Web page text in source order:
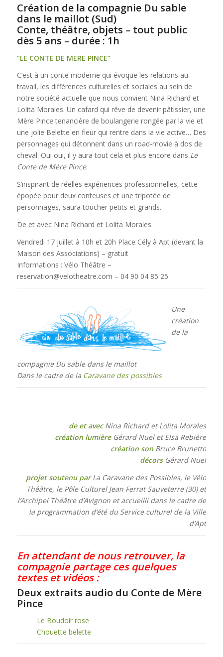
Création de la compagnie Du sable
dans le maillot (Sud)
Conte, théâtre, objets – tout public
dès 5 ans – durée : 1h
“LE CONTE DE MERE PINCE”
C’est à un conte moderne qui évoque les relations au
travail, les différences culturelles et sociales au sein de
notre société actuelle que nous convient Nina Richard et
Lolita Morales. Un cafard qui rêve de devenir pâtissier, une
Mère Pince tenancière de boulangerie rongée par la vie et
une jolie Belette en fleur qui rentre dans la vie active… Des
personnages qui détonnent dans un road-movie à dos de
cheval. Oui oui, il y aura tout cela et plus encore dans Le
Conte de Mère Pince.
S’inspirant de réelles expériences professionnelles, cette
épopée pour deux conteuses et une tripotée de
personnages, saura toucher petits et grands.
De et avec Nina Richard et Lolita Morales
Vendredi 17 juillet à 10h et 20h Place Cély à Apt (devant la
Maison des Associations) – gratuit
Informations : Vélo Théâtre –
reservation@velotheatre.com – 04 90 04 85 25
Une
création
de la
compagnie Du sable dans le maillot
Dans le cadre de la Caravane des possibles
de et avecNina Richard et Lolita Morales
création lumièreGérard Nuel et Elsa Rebière
création son Bruce Brunetto
décorsGérard Nuel
projet soutenu parLa Caravane des Possibles, le Vélo
Théâtre, le Pôle Culturel Jean Ferrat Sauveterre (30) et
l’Archipel Théâtre d’Avignon et accueilli dans le cadre de
la programmation d’été du Service culturel de la Ville
d’Apt
En attendant de nous retrouver, la
compagnie partage ces quelques
textes et vidéos :
Deux extraits audio du Conte de Mère
Pince
Le Boudoir rose
Chouette belette